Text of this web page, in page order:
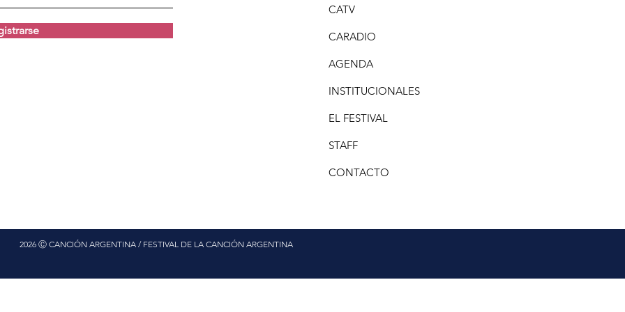
CATV
CARADIO
AGENDA
INSTITUCIONALES
EL FESTIVAL
STAFF
CONTACTO
2026 Ⓒ CANCIÓN ARGENTINA / FESTIVAL DE LA CANCIÓN ARGENTINA